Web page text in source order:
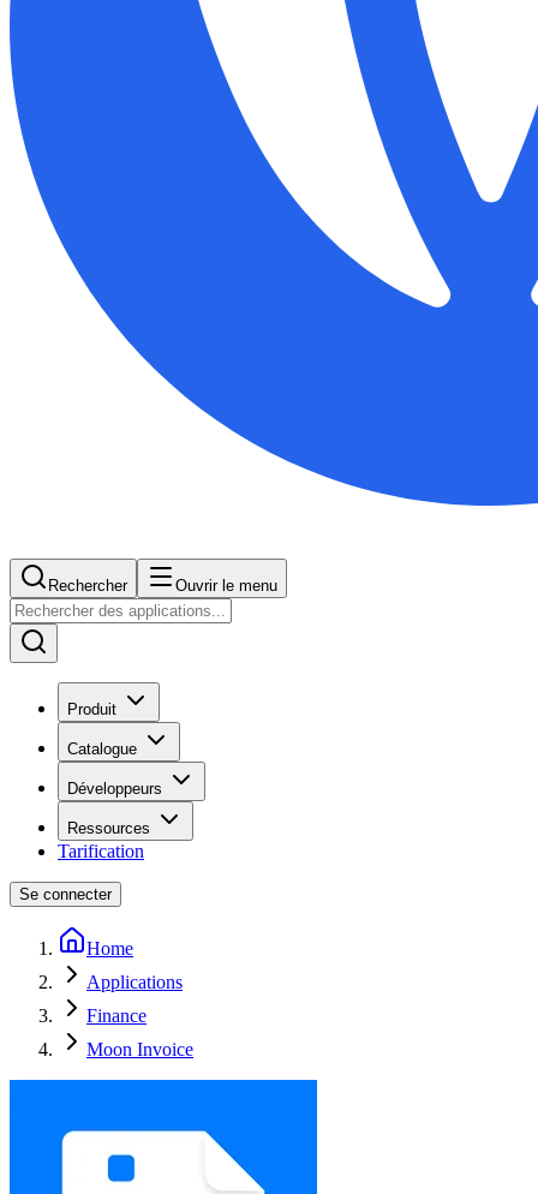
Rechercher Ouvrir le menu
Produit
Catalogue
Développeurs
Ressources
Tarification
Se connecter
Home
Applications
Finance
Moon Invoice